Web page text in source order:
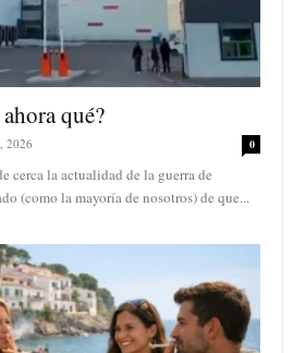
qué?
2026 0
cerca la actualidad de la guerra de
(como la mayoría de nosotros) de que...